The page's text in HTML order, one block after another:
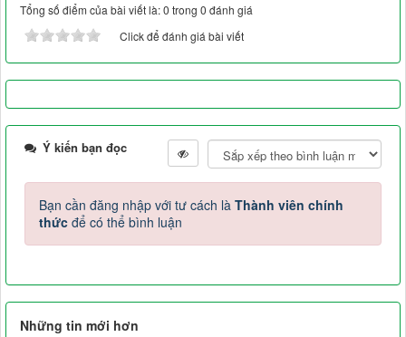
Tổng số điểm của bài viết là: 0 trong 0 đánh giá
Click để đánh giá bài viết
Ý kiến bạn đọc
Bạn cần đăng nhập với tư cách là Thành viên chính
thức để có thể bình luận
Những tin mới hơn